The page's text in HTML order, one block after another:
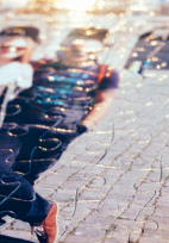
Ваш город:
Ваш регион
Выберите из